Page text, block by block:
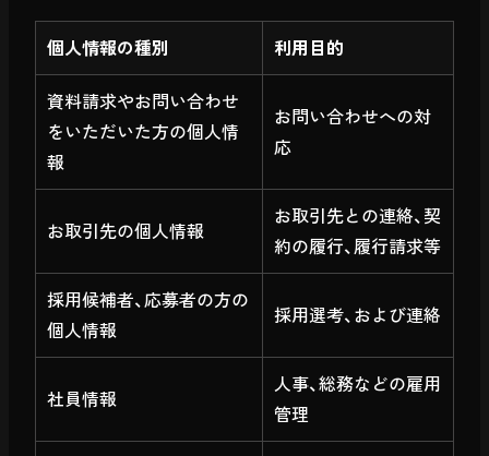
個人情報の種別 利用目的
資料請求やお問い合わせ
をいただいた方の個人情
報
お問い合わせへの対
応
お取引先の個人情報
お取引先との連絡、契
約の履行、履行請求等
採用候補者、応募者の方の
個人情報
採用選考、および連絡
社員情報
人事、総務などの雇用
管理